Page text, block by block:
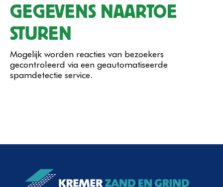
GEGEVENS NAARTOE
STUREN
Mogelijk worden reacties van bezoekers
gecontroleerd via een geautomatiseerde
spamdetectie service.